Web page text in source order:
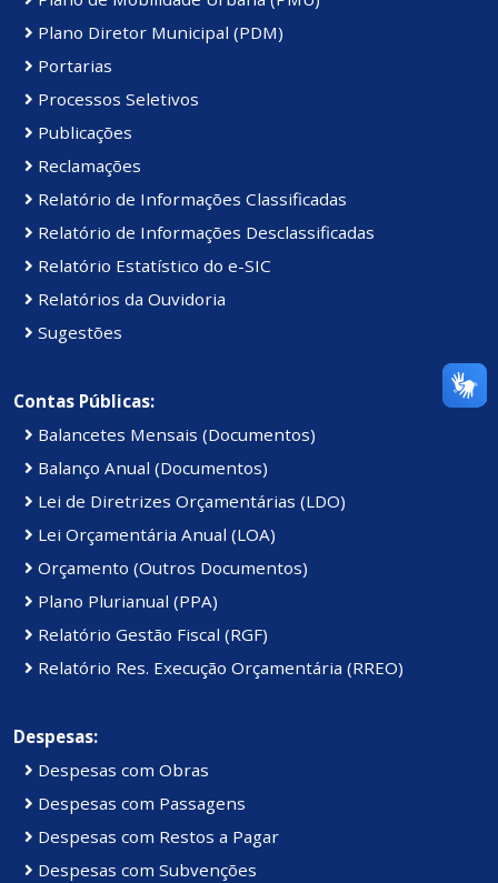
Plano Diretor Municipal (PDM)
Portarias
Processos Seletivos
Publicações
Reclamações
Relatório de Informações Classificadas
Relatório de Informações Desclassificadas
Relatório Estatístico do e-SIC
Relatórios da Ouvidoria
Sugestões
Contas Públicas:
Balancetes Mensais (Documentos)
Balanço Anual (Documentos)
Lei de Diretrizes Orçamentárias (LDO)
Lei Orçamentária Anual (LOA)
Orçamento (Outros Documentos)
Plano Plurianual (PPA)
Relatório Gestão Fiscal (RGF)
Relatório Res. Execução Orçamentária (RREO)
Despesas:
Despesas com Obras
Despesas com Passagens
Despesas com Restos a Pagar
Despesas com Subvenções